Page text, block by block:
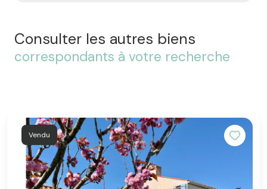
Consulter les autres biens
correspondants à votre recherche
Vendu